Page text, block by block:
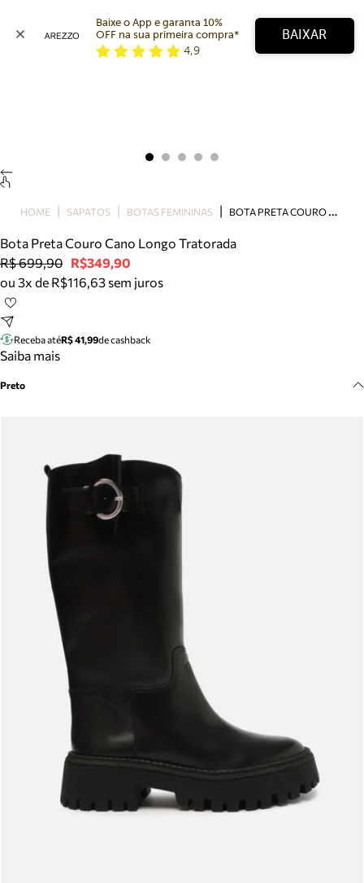
Bolsa
Tamanco
Tênis
Mule
Tire dúvidas sobre pedidos, devoluções e mais.
Baixe o App e garanta 10%
OFF na sua primeira compra*
4,9
BAIXAR
HOME SAPATOS BOTAS FEMININAS B
OTA PRETA COURO CANO LONGO TRATORADA
Bota Preta Couro Cano Longo Tratorada
R$ 699,90 R$349,90
ou 3x de R$116,63 sem juros
Receba atéR$ 41,99de cashback
Saiba mais
Preto